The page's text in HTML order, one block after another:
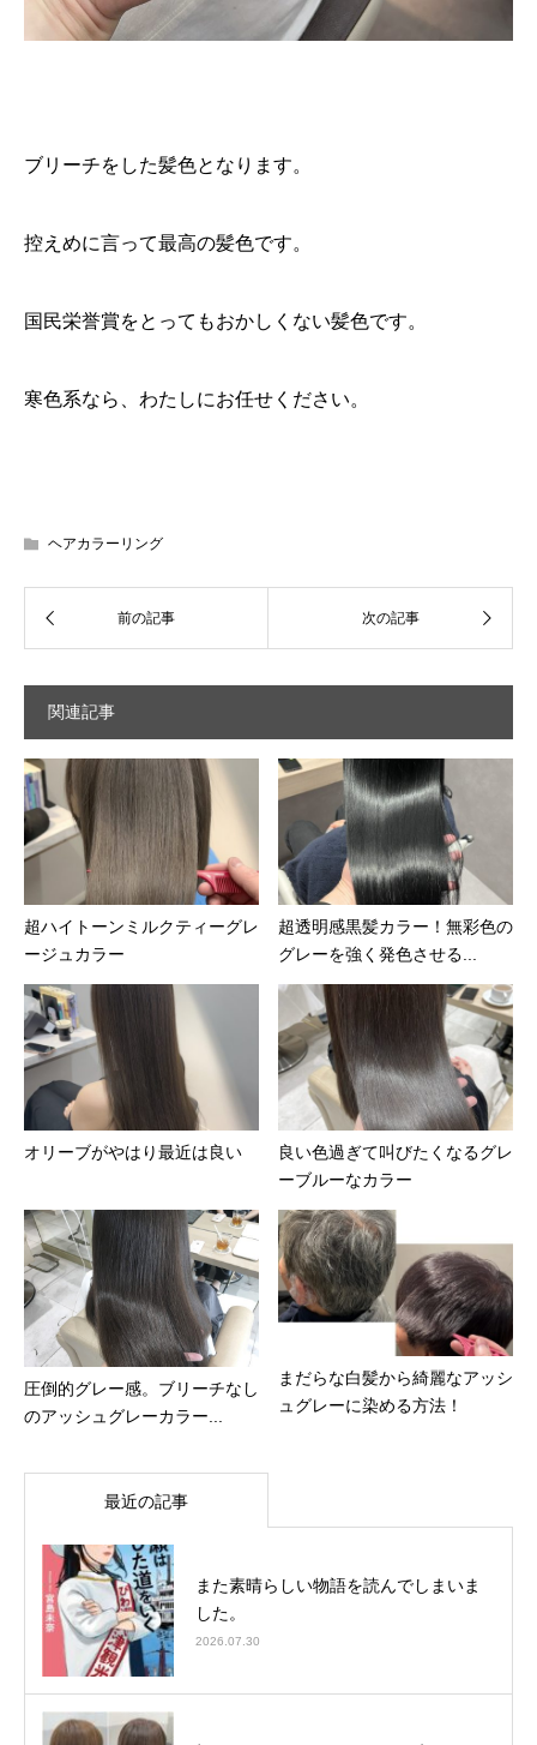
ブリーチをした髪色となります。
控えめに言って最高の髪色です。
国民栄誉賞をとってもおかしくない髪色です。
寒色系なら、わたしにお任せください。
ヘアカラーリング
関連記事
超ハイトーンミルクティーグレ
ージュカラー
超透明感黒髪カラー！無彩色の
グレーを強く発色させる...
オリーブがやはり最近は良い
良い色過ぎて叫びたくなるグレ
ーブルーなカラー
圧倒的グレー感。ブリーチなし
のアッシュグレーカラー...
まだらな白髪から綺麗なアッシ
ュグレーに染める方法！
最近の記事
また素晴らしい物語を読んでしまいま
した。
2026.07.30